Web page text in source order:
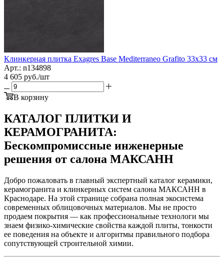
Клинкерная плитка Exagres Base Mediterraneo Grafito 33x33 см
Арт.: n134898
4 605 руб./шт
В корзину
КАТАЛОГ ПЛИТКИ И
КЕРАМОГРАНИТА:
Бескомпромиссные инженерные
решения от салона МАКСАНН
Добро пожаловать в главный экспертный каталог керамики,
керамогранита и клинкерных систем салона МАКСАНН в
Краснодаре. На этой странице собрана полная экосистема
современных облицовочных материалов. Мы не просто
продаем покрытия — как профессиональные технологи мы
знаем физико-химические свойства каждой плиты, тонкости
ее поведения на объекте и алгоритмы правильного подбора
сопутствующей строительной химии.